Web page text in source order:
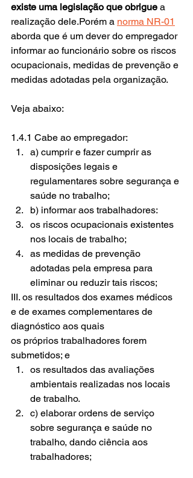
existe uma legislação que obrigue a
realização dele.Porém a norma NR-01
aborda que é um dever do empregador
informar ao funcionário sobre os riscos
ocupacionais, medidas de prevenção e
medidas adotadas pela organização.
Veja abaixo:
1.4.1 Cabe ao empregador:
a) cumprir e fazer cumprir as
disposições legais e
regulamentares sobre segurança e
saúde no trabalho;
b) informar aos trabalhadores:
os riscos ocupacionais existentes
nos locais de trabalho;
as medidas de prevenção
adotadas pela empresa para
eliminar ou reduzir tais riscos;
III. os resultados dos exames médicos
e de exames complementares de
diagnóstico aos quais
os próprios trabalhadores forem
submetidos; e
os resultados das avaliações
ambientais realizadas nos locais
de trabalho.
c) elaborar ordens de serviço
sobre segurança e saúde no
trabalho, dando ciência aos
trabalhadores;